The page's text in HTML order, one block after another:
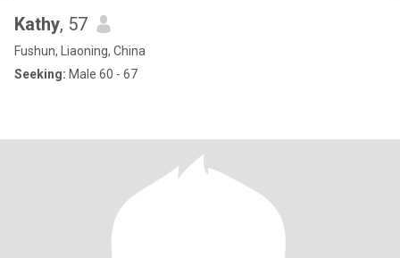
Kathy, 57
Fushun, Liaoning, China
Seeking: Male 60 - 67